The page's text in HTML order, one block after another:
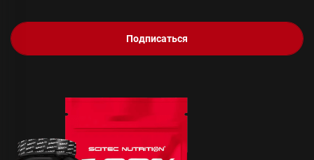
Подписаться